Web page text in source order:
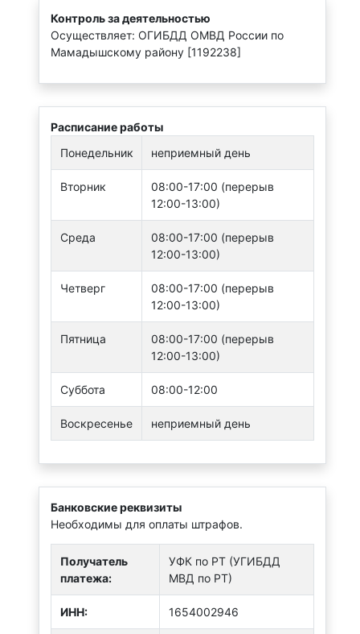
Контроль за деятельностью
Осуществляет: ОГИБДД ОМВД России по
Мамадышскому району [1192238]
Расписание работы
Понедельник
неприемный день
Вторник
08:00-17:00 (перерыв
12:00-13:00)
Среда
08:00-17:00 (перерыв
12:00-13:00)
Четверг
08:00-17:00 (перерыв
12:00-13:00)
Пятница
08:00-17:00 (перерыв
12:00-13:00)
Суббота 08:00-12:00
Воскресенье неприемный день
Банковские реквизиты
Необходимы для оплаты штрафов.
Получатель
платежа:
УФК по РТ (УГИБДД
МВД по РТ)
ИНН: 1654002946